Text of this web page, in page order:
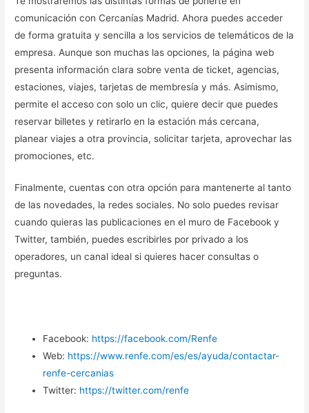
comunicación con Cercanías Madrid. Ahora puedes acceder
de forma gratuita y sencilla a los servicios de telemáticos de la
empresa. Aunque son muchas las opciones, la página web
presenta información clara sobre venta de ticket, agencias,
estaciones, viajes, tarjetas de membresía y más. Asimismo,
permite el acceso con solo un clic, quiere decir que puedes
reservar billetes y retirarlo en la estación más cercana,
planear viajes a otra provincia, solicitar tarjeta, aprovechar las
promociones, etc.
Finalmente, cuentas con otra opción para mantenerte al tanto
de las novedades, la redes sociales. No solo puedes revisar
cuando quieras las publicaciones en el muro de Facebook y
Twitter, también, puedes escribirles por privado a los
operadores, un canal ideal si quieres hacer consultas o
preguntas.
Facebook: https://facebook.com/Renfe
Web: https://www.renfe.com/es/es/ayuda/contactar-
renfe-cercanias
Twitter: https://twitter.com/renfe